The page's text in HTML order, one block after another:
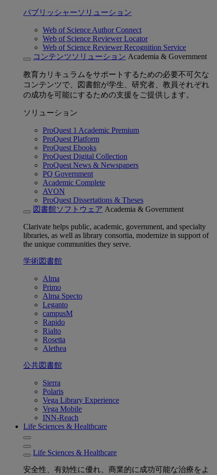
パブリッシャーソリューション
Web of Science Author Connect
Web of Science Reviewer Locator
Web of Science Reviewer Recognition Service
コンテンツソリューション Academia & Government
教育カリキュラムをサポートするための必要不可欠な
コンテンツで、図書館が学生、研究者、教員それぞれ
の成功を可能にするための支援をご提供します。
ソリューション
ProQuest 1 Academic Premium
ProQuest Platform
ProQuest Ebooks
ProQuest Digital Collection
ProQuest News & Newspapers
PQ Government
Academic Complete
AVON
ProQuest Dissertations & Theses
図書館ソフトウェア Academia & Government
Clarivate helps public, academic, government, and specialty
libraries, as well as library consortia, modernize in support of
the unique communities they serve.
学術図書館
Alma
Primo
Alma Specto
Leganto
campusM
Rapido
Rialto
Rosetta
Alethea
公共図書館
Sierra
Polaris
Vega Library Experience
Vega Mobile
INN-Reach
Life Sciences & Healthcare
Life Sciences & Healthcare
安全性、有効性に優れ、商業的に成功可能な治療をよ